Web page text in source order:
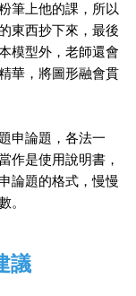
筆上他的課，所以
東西抄下來，最後
模型外，老師還會
華，將圖形融會貫
申論題，各法一
作是使用說明書，
論題的格式，慢慢
。
議